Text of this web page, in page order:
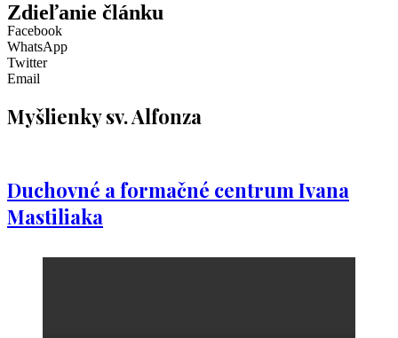
Zdieľanie článku
Facebook
WhatsApp
Twitter
Email
Myšlienky sv. Alfonza
Duchovné a formačné centrum Ivana
Mastiliaka